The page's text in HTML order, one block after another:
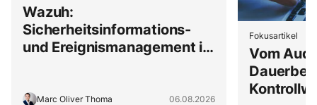
Wazuh:
Sicherheitsinformations-
und Ereignismanagement im
Marc Oliver Thoma 06.08.2026
Fokusartikel
Vom